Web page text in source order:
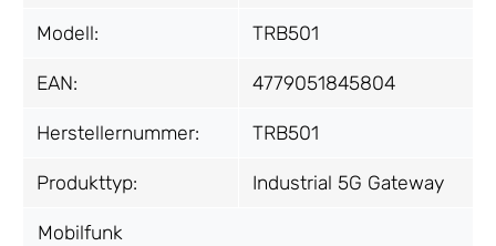
Modell: TRB501
EAN: 4779051845804
Herstellernummer: TRB501
Produkttyp: Industrial 5G Gateway
Mobilfunk